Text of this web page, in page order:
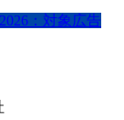
：対象広告